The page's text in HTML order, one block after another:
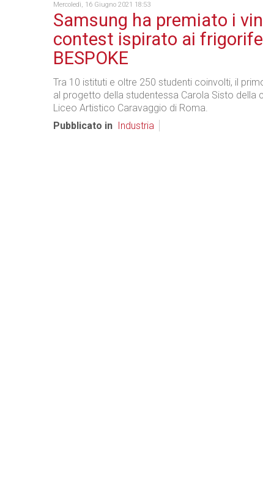
Mercoledì, 16 Giugno 2021 18:53
Samsung ha premiato i
contest ispirato ai
BESPOKE
Tra 10 istituti e oltre 250 studenti coinvolti, il
al progetto della studentessa Carola Sisto della
Liceo Artistico Caravaggio di Roma.
Pubblicato in
Industria